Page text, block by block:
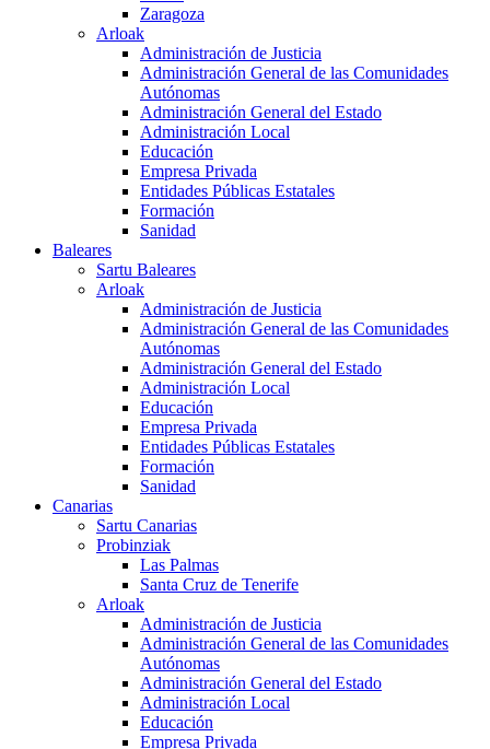
Zaragoza
Arloak
Administración de Justicia
Administración General de las Comunidades
Autónomas
Administración General del Estado
Administración Local
Educación
Empresa Privada
Entidades Públicas Estatales
Formación
Sanidad
Baleares
Sartu Baleares
Arloak
Administración de Justicia
Administración General de las Comunidades
Autónomas
Administración General del Estado
Administración Local
Educación
Empresa Privada
Entidades Públicas Estatales
Formación
Sanidad
Canarias
Sartu Canarias
Probinziak
Las Palmas
Santa Cruz de Tenerife
Arloak
Administración de Justicia
Administración General de las Comunidades
Autónomas
Administración General del Estado
Administración Local
Educación
Empresa Privada